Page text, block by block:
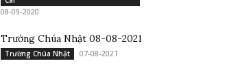
08-09-2020
Trường Chúa Nhật 08-08-2021
Trường Chúa Nhật 07-08-2021